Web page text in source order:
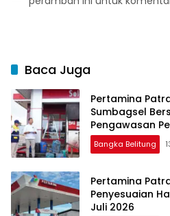
Baca Juga
Pertamina
Sumbagsel
Pengawasan
bagi Nelayan
Bangka Belitung
Pertamina
Penyesuaian
Juli 2026